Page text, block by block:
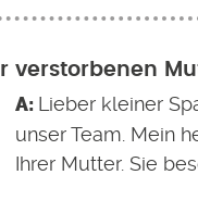
verstorbenen
Lieber kleiner
unser Team. Mein
Ihrer Mutter. Sie